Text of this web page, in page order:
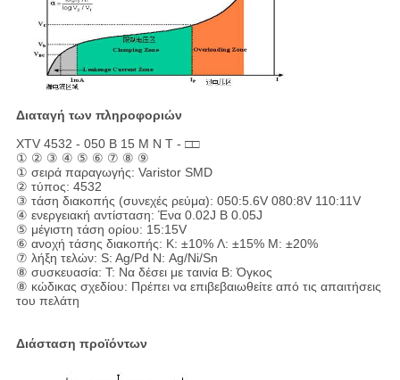
Διαταγή των πληροφοριών
XTV 4532 - 050 Β 15 Μ Ν Τ - □□
① ② ③ ④ ⑤ ⑥ ⑦ ⑧ ⑨
① σειρά παραγωγής: Varistor SMD
② τύπος: 4532
③ τάση διακοπής (συνεχές ρεύμα): 050:5.6V 080:8V 110:11V
④ ενεργειακή αντίσταση: Ένα 0.02J Β 0.05J
⑤ μέγιστη τάση ορίου: 15:15V
⑥ ανοχή τάσης διακοπής: Κ: ±10% Λ: ±15% Μ: ±20%
⑦ λήξη τελών: S: Ag/Pd Ν: Ag/Ni/Sn
⑧ συσκευασία: Τ: Να δέσει με ταινία Β: Όγκος
⑧ κώδικας σχεδίου: Πρέπει να επιβεβαιωθείτε από τις απαιτήσεις
του πελάτη
Διάσταση προϊόντων